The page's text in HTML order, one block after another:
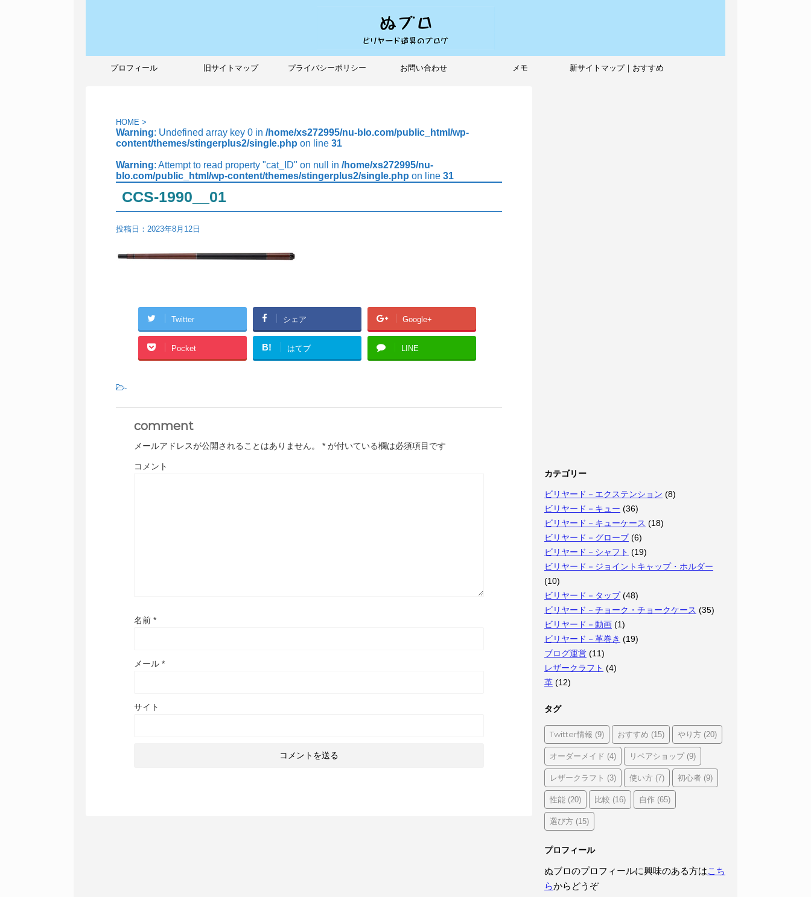
プロフィール 旧サイトマップ プライバシーポリシー お問い合わせ メモ 新サイトマップ｜おすすめ
HOME >
Warning: Undefined array key 0 in /home/xs272995/nu-blo.com/public_html/wp-
content/themes/stingerplus2/single.php on line 31
Warning: Attempt to read property "cat_ID" on null in /home/xs272995/nu-
blo.com/public_html/wp-content/themes/stingerplus2/single.php on line 31
CCS-1990__01
投稿日： 2023年8月12日
Twitter シェア Google+
Pocket B! はてブ LINE
-
comment
メールアドレスが公開されることはありません。 * が付いている欄は必須項目です
コメント
名前 *
メール *
サイト
カテゴリー
ビリヤード－エクステンション (8)
ビリヤード－キュー (36)
ビリヤード－キューケース (18)
ビリヤード－グローブ (6)
ビリヤード－シャフト (19)
ビリヤード－ジョイントキャップ・ホルダー
(10)
ビリヤード－タップ(48)
ビリヤード－チョーク・チョークケース (35)
ビリヤード－動画 (1)
ビリヤード－革巻き (19)
ブログ運営 (11)
レザークラフト (4)
革 (12)
タグ
Twitter情報 (9) おすすめ (15) やり方 (20)
オーダーメイド (4) リペアショップ(9)
レザークラフト (3) 使い方 (7) 初心者 (9)
性能 (20) 比較 (16) 自作 (65)
選び方 (15)
プロフィール
ぬブロのプロフィールに興味のある方はこち
らからどうぞ